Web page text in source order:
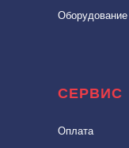
Оплата
СЕРВИС